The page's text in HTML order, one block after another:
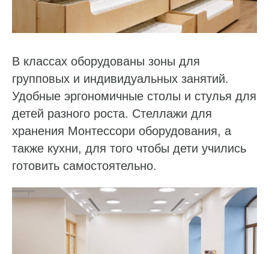
В классах оборудованы зоны для
групповых и индивидуальных занятий.
Удобные эргономичные столы и стулья для
детей разного роста. Стеллажи для
хранения Монтессори оборудования, а
также кухни, для того чтобы дети учились
готовить самостоятельно.